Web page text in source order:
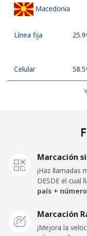
Macedonia
Línea fija
Celular
Celular
Línea fija
Marcación
¡Haz llamadas
DESDE el cual
país +
Marcación
¡Mejora la